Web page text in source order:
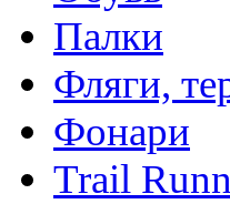
Палки
Фляги,
Фонари
Trail